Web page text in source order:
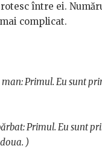
rotesc între ei.
complicat.
man: Primul. Eu sunt
Primul. Eu sunt
)